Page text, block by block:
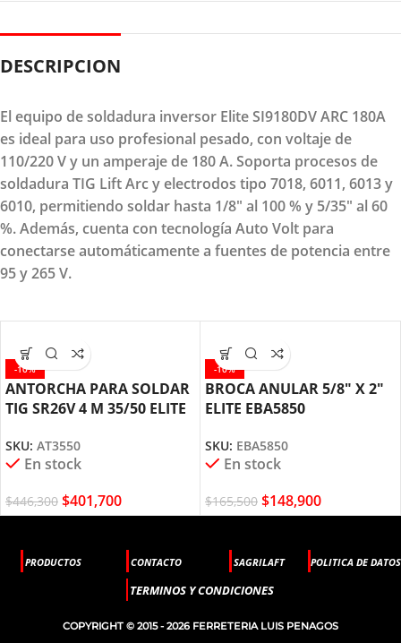
DESCRIPCION
El equipo de soldadura inversor Elite SI9180DV ARC 180A
es ideal para uso profesional pesado, con voltaje de
110/220 V y un amperaje de 180 A. Soporta procesos de
soldadura TIG Lift Arc y electrodos tipo 7018, 6011, 6013 y
6010, permitiendo soldar hasta 1/8" al 100 % y 5/35" al 60
%. Además, cuenta con tecnología Auto Volt para
conectarse automáticamente a fuentes de potencia entre
95 y 265 V.
-10%
ANTORCHA PARA SOLDAR
TIG SR26V 4 M 35/50 ELITE
SKU: AT3550
En stock
$446,300 $401,700
-10%
BROCA ANULAR 5/8″ X 2″
ELITE EBA5850
SKU: EBA5850
En stock
$165,500 $148,900
PRODUCTOS CONTACTO SAGRILAFT POLITICA DE DATOS
TERMINOS Y CONDICIONES
COPYRIGHT © 2015 - 2026 FERRETERIA LUIS PENAGOS